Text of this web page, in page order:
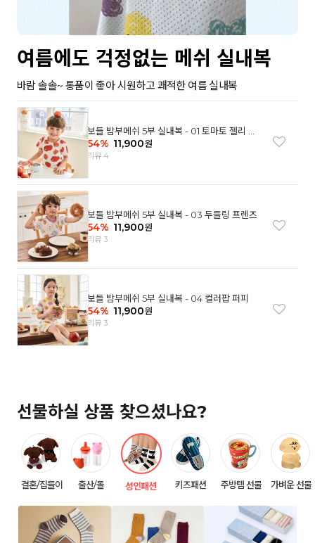
여름에도 걱정없는 메쉬 실내복
바람 솔솔~ 통품이 좋아 시원하고 쾌적한 여름 실내복
보들 밤부메쉬 5부 실내복 - 01 토마토 젤리 베
어
54% 11,900원
리뷰 4
보들 밤부메쉬 5부 실내복 - 03 두들링 프렌즈
54% 11,900원
리뷰 3
보들 밤부메쉬 5부 실내복 - 04 컬러팝 퍼피
54% 11,900원
리뷰 3
선물하실 상품 찾으셨나요?
결혼/집들이 출산/돌 성인패션 키즈패션 주방템 선물 가벼운 선물